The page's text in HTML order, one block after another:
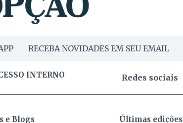
RECEBA NOVIDADES EM SEU EMAIL
INTERNO Redes sociais
e Blogs Últimas edições